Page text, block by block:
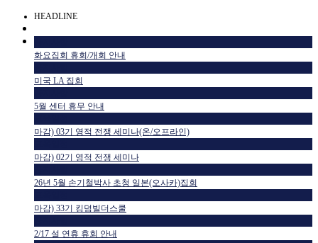
HEADLINE
화요집회 휴회/개회 안내
미국 LA 집회
5월 센터 휴무 안내
마감) 03기 영적 전쟁 세미나(온/오프라인)
마감) 02기 영적 전쟁 세미나
26년 5월 손기철박사 초청 일본(오사카)집회
마감) 33기 킹덤빌더스쿨
2/17 설 연휴 휴회 안내